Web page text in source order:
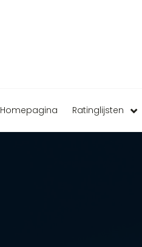
Homepagina Ratinglijsten